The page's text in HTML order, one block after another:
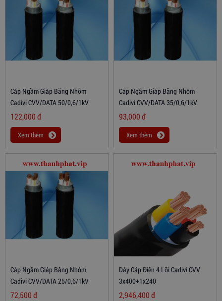
Cáp Ngầm Giáp Băng Nhôm
Cadivi CVV/DATA 50/0,6/1kV
122,000đ
Xem thêm
Cáp Ngầm Giáp Băng Nhôm
Cadivi CVV/DATA 35/0,6/1kV
93,000đ
Xem thêm
Cáp Ngầm Giáp Băng Nhôm
Cadivi CVV/DATA 25/0,6/1kV
72,500đ
Dây Cáp Điện 4 Lõi Cadivi CVV
3x400+1x240
2,946,400đ